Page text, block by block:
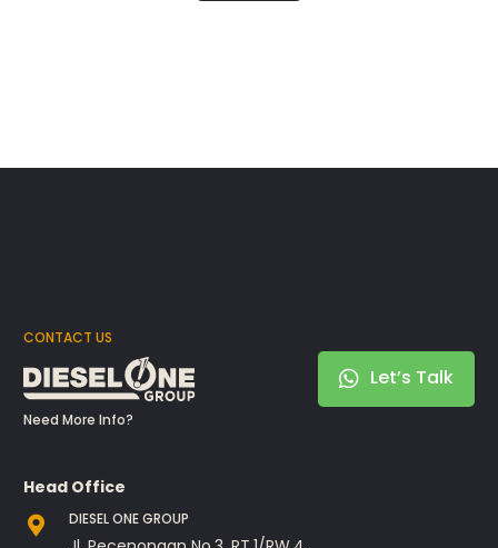
CONTACT US
Need More Info?
Let’s Talk
Head Office
DIESEL ONE GROUP